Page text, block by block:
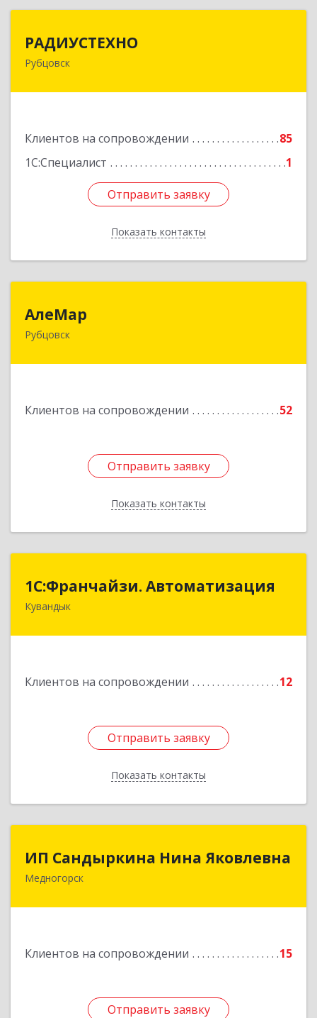
РАДИУСТЕХНО
Рубцовск
Клиентов на сопровождении
85
1С:Специалист
1
Отправить заявку
Показать контакты
658225, Алтайский край, Рубцовск г, Ленина пр-
Отправить заявку
Назад
АлеМар
Рубцовск
Клиентов на сопровождении 52
Отправить заявку
Показать контакты
Отправить заявку
Назад
1С:Франчайзи. Автоматизация
Кувандык
Клиентов на сопровождении 12
Отправить заявку
Показать контакты
1С:Франчайзи. Автоматизация
462220, Оренбургская обл, Кувандыкский р-н,
Отправить заявку
Назад
ИП Сандыркина Нина Яковлевна
Медногорск
Клиентов на сопровождении 15
Отправить заявку
462270, Оренбургская обл, Медногорск г,
Отправить заявку